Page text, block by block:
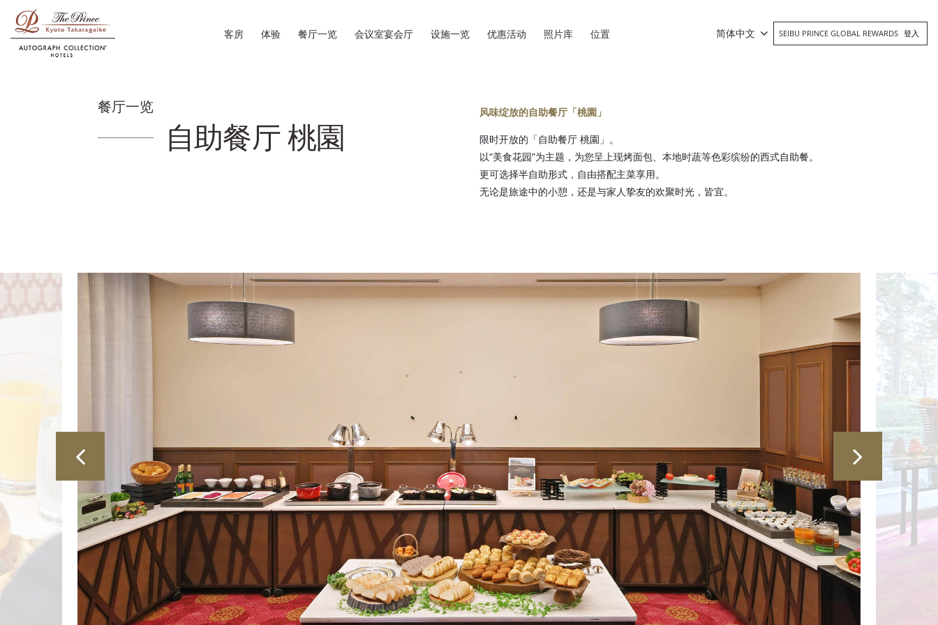
客房 体验 餐厅一览 会议室宴会厅 设施一览 优惠活动 照片库 位置 简体中文 SEIBU PRINCE GLOBAL REWARDS 登入
餐厅一览
自助餐厅 桃園
风味绽放的自助餐厅「桃園」
限时开放的「自助餐厅 桃園」。
以“美食花园”为主题，为您呈上现烤面包、本地时蔬等色彩缤纷的西式自助餐。
更可选择半自助形式，自由搭配主菜享用。
无论是旅途中的小憩，还是与家人挚友的欢聚时光，皆宜。